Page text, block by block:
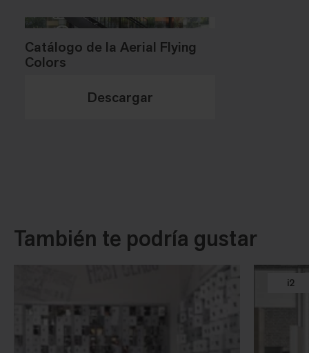
Catálogo de la Aerial Flying
Colors
Descargar
También te podría gustar
i2